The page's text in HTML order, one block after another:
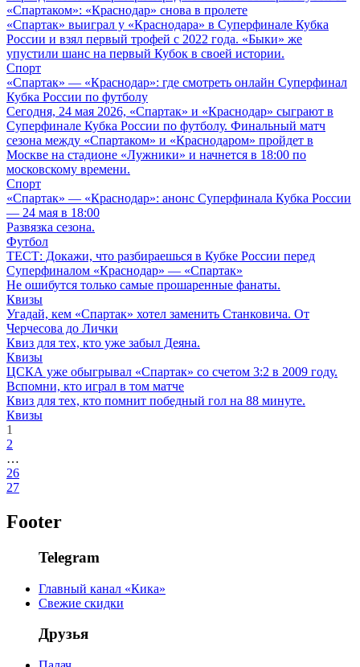
«Спартаком»: «Краснодар» снова в пролете
«Спартак» выиграл у «Краснодара» в Суперфинале Кубка
России и взял первый трофей с 2022 года. «Быки» же
упустили шанс на первый Кубок в своей истории.
Спорт
«Спартак» — «Краснодар»: где смотреть онлайн Суперфинал
Кубка России по футболу
Сегодня, 24 мая 2026, «Спартак» и «Краснодар» сыграют в
Суперфинале Кубка России по футболу. Финальный матч
сезона между «Спартаком» и «Краснодаром» пройдет в
Москве на стадионе «Лужники» и начнется в 18:00 по
московскому времени.
Спорт
«Спартак» — «Краснодар»: анонс Суперфинала Кубка России
— 24 мая в 18:00
Развязка сезона.
Футбол
ТЕСТ: Докажи, что разбираешься в Кубке России перед
Суперфиналом «Краснодар» — «Спартак»
Не ошибутся только самые прошаренные фанаты.
Квизы
Угадай, кем «Спартак» хотел заменить Станковича. От
Черчесова до Лички
Квиз для тех, кто уже забыл Деяна.
Квизы
ЦСКА уже обыгрывал «Спартак» со счетом 3:2 в 2009 году.
Вспомни, кто играл в том матче
Квиз для тех, кто помнит победный гол на 88 минуте.
Квизы
1
2
…
26
27
Footer
Telegram
Главный канал «Кика»
Свежие скидки
Друзья